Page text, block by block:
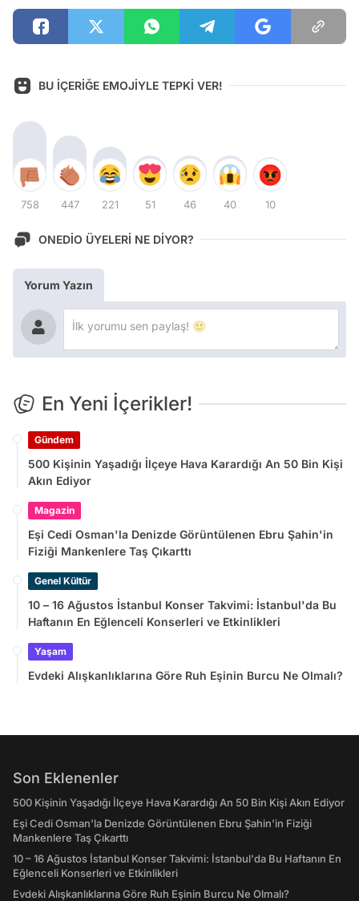
BU İÇERİĞE EMOJİYLE TEPKİ VER!
758 447 221 51 46 40 10
ONEDİO ÜYELERİ NE DİYOR?
Yorum Yazın
En Yeni İçerikler!
Gündem
500 Kişinin Yaşadığı İlçeye Hava Karardığı An 50 Bin Kişi
Akın Ediyor
Magazin
Eşi Cedi Osman'la Denizde Görüntülenen Ebru Şahin'in
Fiziği Mankenlere Taş Çıkarttı
Genel Kültür
10 – 16 Ağustos İstanbul Konser Takvimi: İstanbul'da Bu
Haftanın En Eğlenceli Konserleri ve Etkinlikleri
Yaşam
Evdeki Alışkanlıklarına Göre Ruh Eşinin Burcu Ne Olmalı?
Son Eklenenler
500 Kişinin Yaşadığı İlçeye Hava Karardığı An 50 Bin Kişi Akın Ediyor
Eşi Cedi Osman'la Denizde Görüntülenen Ebru Şahin'in Fiziği
Mankenlere Taş Çıkarttı
10 – 16 Ağustos İstanbul Konser Takvimi: İstanbul'da Bu Haftanın En
Eğlenceli Konserleri ve Etkinlikleri
Evdeki Alışkanlıklarına Göre Ruh Eşinin Burcu Ne Olmalı?